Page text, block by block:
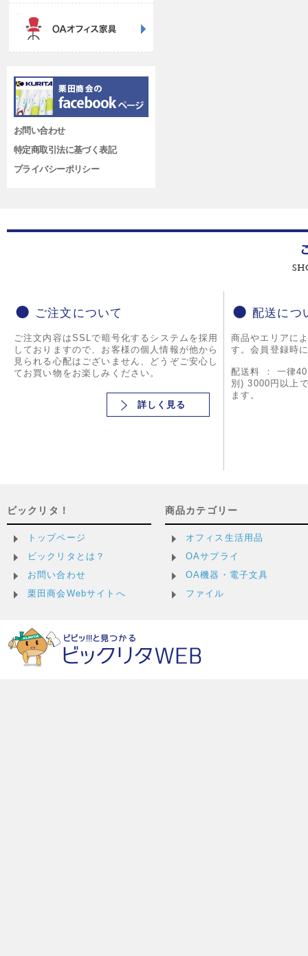
お問い合わせ
特定商取引法に基づく表記
プライバシーポリシー
ご注文について
ご注文内容はSSLで暗号化するシステムを採用
しておりますので、お客様の個人情報が他から
見られる心配はございません、どうぞご安心し
てお買い物をお楽しみください。
詳しく見る
配送につ
商品やエリアに
す。会員登録時
配送料 ： 一律
別) 3000円以上
ます。
ビックリタ！
トップページ
ビックリタとは？
お問い合わせ
栗田商会Webサイトへ
商品カテゴリー
オフィス生活用品
OAサプライ
OA機器・電子文具
ファイル